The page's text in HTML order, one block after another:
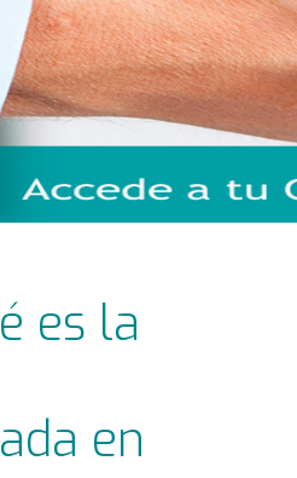
es la
en